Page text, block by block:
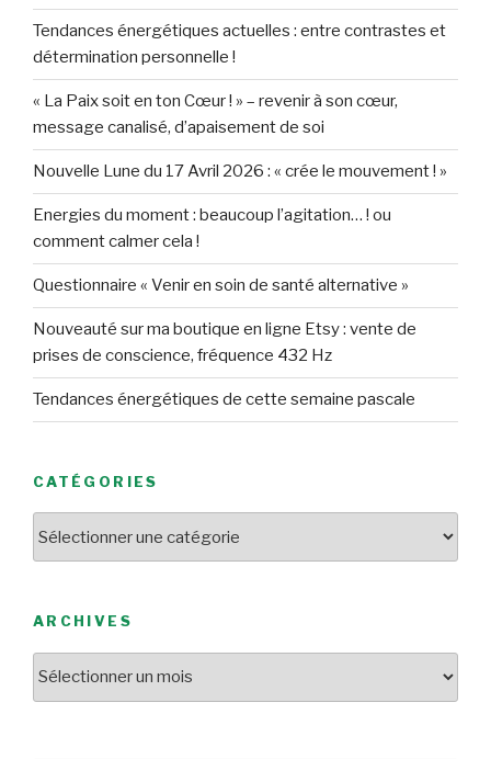
Tendances énergétiques actuelles : entre contrastes et
détermination personnelle !
« La Paix soit en ton Cœur ! » – revenir à son cœur,
message canalisé, d’apaisement de soi
Nouvelle Lune du 17 Avril 2026 : « crée le mouvement ! »
Energies du moment : beaucoup l’agitation… ! ou
comment calmer cela !
Questionnaire « Venir en soin de santé alternative »
Nouveauté sur ma boutique en ligne Etsy : vente de
prises de conscience, fréquence 432 Hz
Tendances énergétiques de cette semaine pascale
CATÉGORIES
ARCHIVES